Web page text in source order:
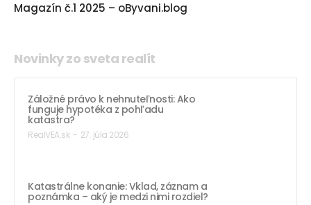
Magazín č.1 2025 – oByvani.blog
Novinky zo sveta realít
Záložné právo k nehnuteľnosti: Ako
funguje hypotéka z pohľadu
katastra?
RealVEA.sk - 27. júla 2026
Katastrálne konanie: Vklad, záznam a
poznámka – aký je medzi nimi rozdiel?